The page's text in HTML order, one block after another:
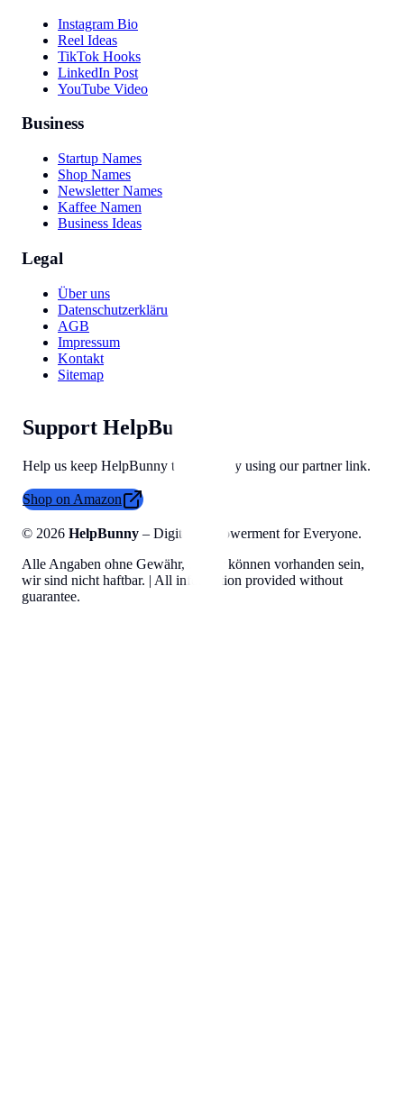
Instagram Bio
Reel Ideas
TikTok Hooks
LinkedIn Post
YouTube Video
Business
Startup Names
Shop Names
Newsletter Names
Kaffee Namen
Business Ideas
Legal
Über uns
Datenschutzerklärung
AGB
Impressum
Kontakt
Sitemap
Support HelpBunny
Help us keep HelpBunny tools free by using our partner link.
Shop on Amazon
© 2026 HelpBunny – Digital Empowerment for Everyone.
Alle Angaben ohne Gewähr, Fehler können vorhanden sein,
wir sind nicht haftbar. | All information provided without
guarantee.